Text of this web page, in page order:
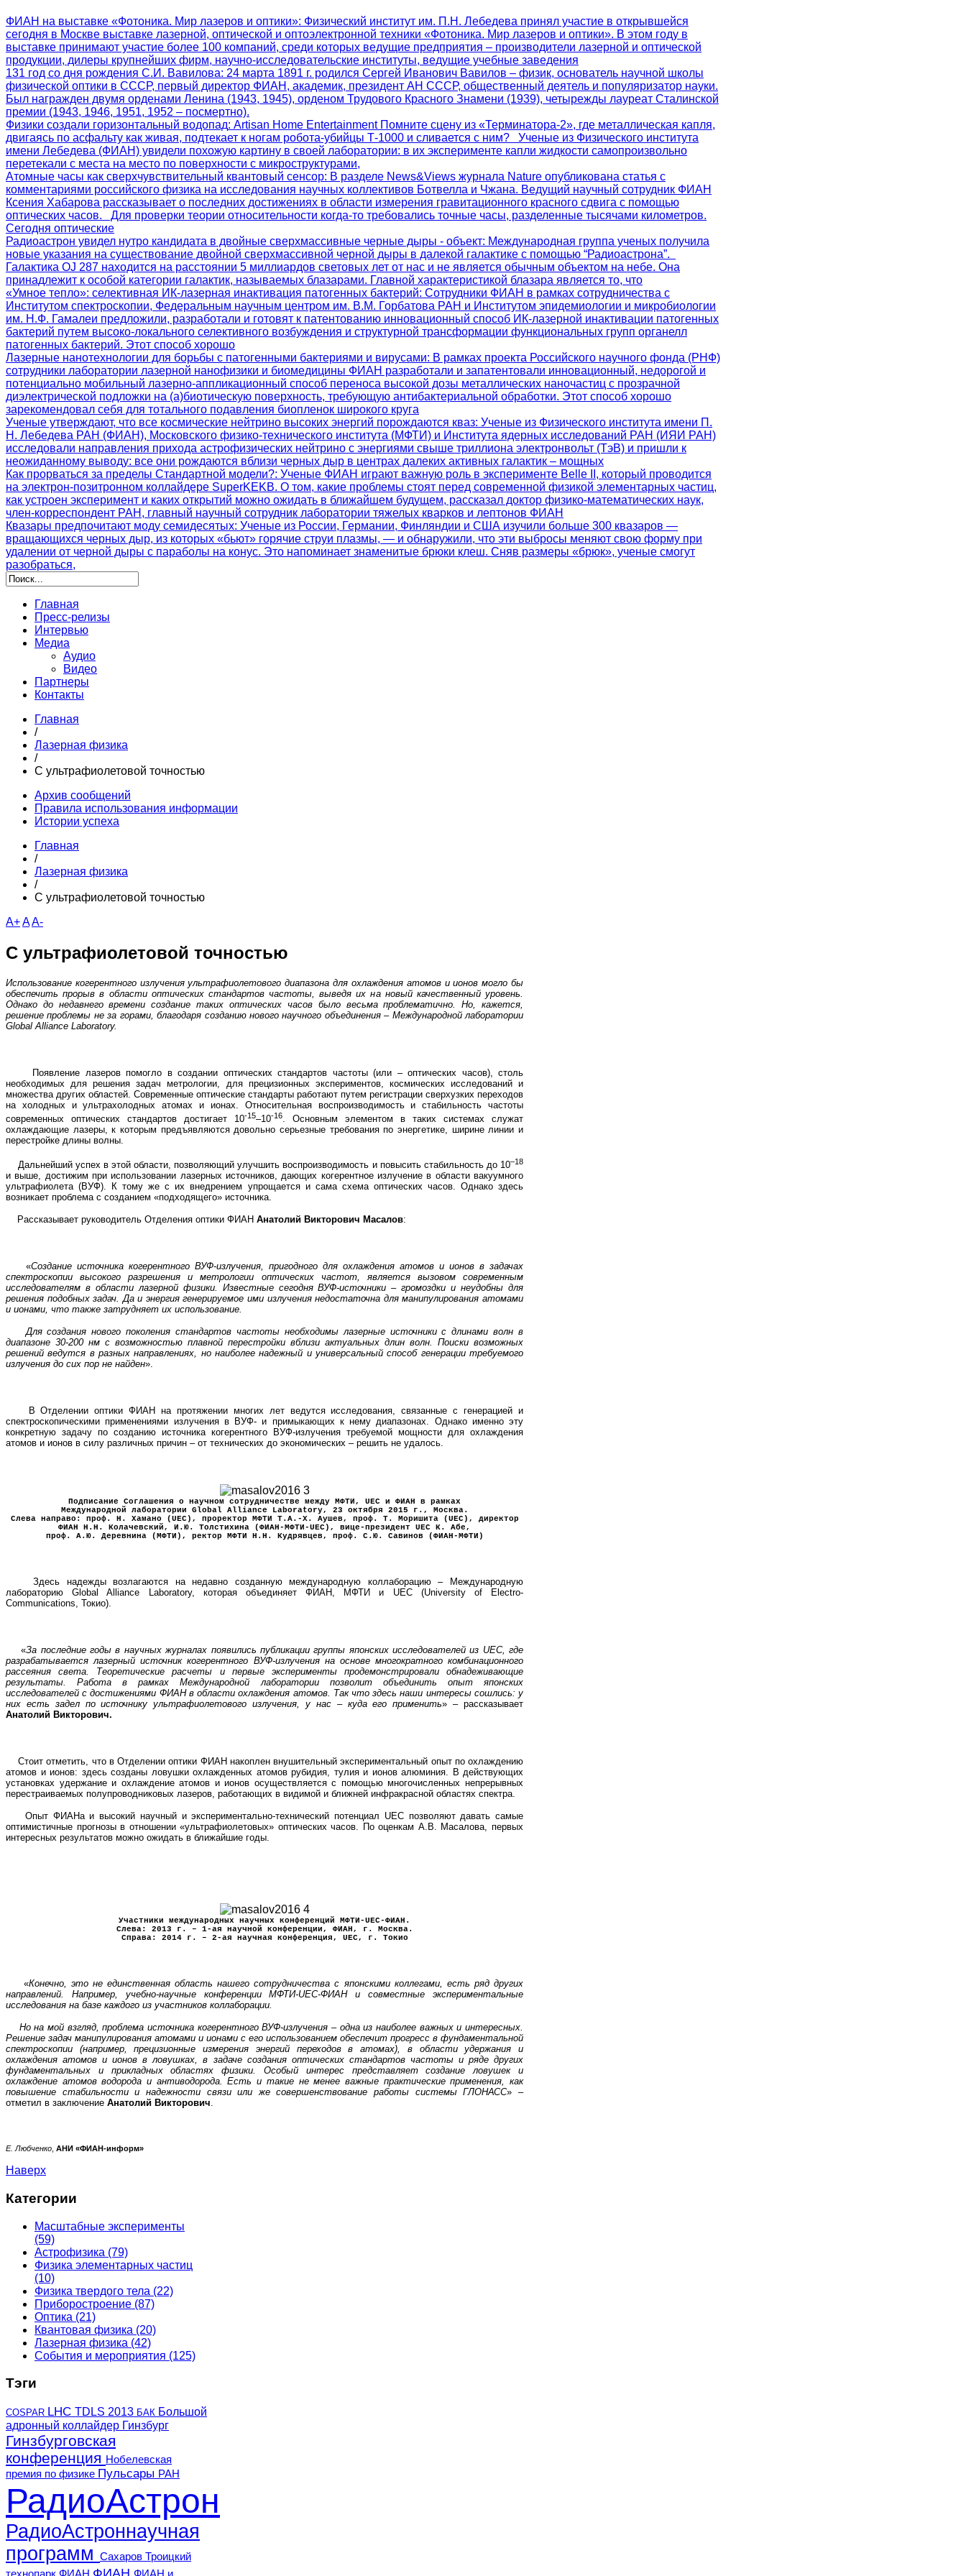
ФИАН на выставке «Фотоника. Мир лазеров и оптики»: Физический институт им. П.Н. Лебедева принял участие в открывшейся
сегодня в Москве выставке лазерной, оптической и оптоэлектронной техники «Фотоника. Мир лазеров и оптики». В этом году в
выставке принимают участие более 100 компаний, среди которых ведущие предприятия – производители лазерной и оптической
продукции, дилеры крупнейших фирм, научно-исследовательские институты, ведущие учебные заведения
131 год со дня рождения С.И. Вавилова: 24 марта 1891 г. родился Сергей Иванович Вавилов – физик, основатель научной школы
физической оптики в СССР, первый директор ФИАН, академик, президент АН СССР, общественный деятель и популяризатор науки.
Был награжден двумя орденами Ленина (1943, 1945), орденом Трудового Красного Знамени (1939), четырежды лауреат Сталинской
премии (1943, 1946, 1951, 1952 – посмертно).
Физики создали горизонтальный водопад: Artisan Home Entertainment Помните сцену из «Терминатора-2», где металлическая капля,
двигаясь по асфальту как живая, подтекает к ногам робота-убийцы Т-1000 и сливается с ним? Ученые из Физического института
имени Лебедева (ФИАН) увидели похожую картину в своей лаборатории: в их эксперименте капли жидкости самопроизвольно
перетекали с места на место по поверхности с микроструктурами,
Атомные часы как сверхчувствительный квантовый сенсор: В разделе News&Views журнала Nature опубликована статья с
комментариями российского физика на исследования научных коллективов Ботвелла и Чжана. Ведущий научный сотрудник ФИАН
Ксения Хабарова рассказывает о последних достижениях в области измерения гравитационного красного сдвига с помощью
оптических часов. Для проверки теории относительности когда-то требовались точные часы, разделенные тысячами километров.
Сегодня оптические
Радиоастрон увидел нутро кандидата в двойные сверхмассивные черные дыры - объект: Международная группа ученых получила
новые указания на существование двойной сверхмассивной черной дыры в далекой галактике с помощью “Радиоастрона”.
Галактика OJ 287 находится на расстоянии 5 миллиардов световых лет от нас и не является обычным объектом на небе. Она
принадлежит к особой категории галактик, называемых блазарами. Главной характеристикой блазара является то, что
«Умное тепло»: селективная ИК-лазерная инактивация патогенных бактерий: Сотрудники ФИАН в рамках сотрудничества с
Институтом спектроскопии, Федеральным научным центром им. В.М. Горбатова РАН и Институтом эпидемиологии и микробиологии
им. Н.Ф. Гамалеи предложили, разработали и готовят к патентованию инновационный способ ИК-лазерной инактивации патогенных
бактерий путем высоко-локального селективного возбуждения и структурной трансформации функциональных групп органелл
патогенных бактерий. Этот способ хорошо
Лазерные нанотехнологии для борьбы с патогенными бактериями и вирусами: В рамках проекта Российского научного фонда (РНФ)
сотрудники лаборатории лазерной нанофизики и биомедицины ФИАН разработали и запатентовали инновационный, недорогой и
потенциально мобильный лазерно-аппликационный способ переноса высокой дозы металлических наночастиц с прозрачной
диэлектрической подложки на (а)биотическую поверхность, требующую антибактериальной обработки. Этот способ хорошо
зарекомендовал себя для тотального подавления биопленок широкого круга
Ученые утверждают, что все космические нейтрино высоких энергий порождаются кваз: Ученые из Физического института имени П.
Н. Лебедева РАН (ФИАН), Московского физико-технического института (МФТИ) и Института ядерных исследований РАН (ИЯИ РАН)
исследовали направления прихода астрофизических нейтрино с энергиями свыше триллиона электронвольт (ТэВ) и пришли к
неожиданному выводу: все они рождаются вблизи черных дыр в центрах далеких активных галактик – мощных
Как прорваться за пределы Стандартной модели?: Ученые ФИАН играют важную роль в эксперименте Belle II, который проводится
на электрон-позитронном коллайдере SuperKEKB. О том, какие проблемы стоят перед современной физикой элементарных частиц,
как устроен эксперимент и каких открытий можно ожидать в ближайшем будущем, рассказал доктор физико-математических наук,
член-корреспондент РАН, главный научный сотрудник лаборатории тяжелых кварков и лептонов ФИАН
Квазары предпочитают моду семидесятых: Ученые из России, Германии, Финляндии и США изучили больше 300 квазаров —
вращающихся черных дыр, из которых «бьют» горячие струи плазмы, — и обнаружили, что эти выбросы меняют свою форму при
удалении от черной дыры с параболы на конус. Это напоминает знаменитые брюки клеш. Сняв размеры «брюк», ученые смогут
разобраться,
Главная
Пресс-релизы
Интервью
Медиа
Аудио
Видео
Партнеры
Контакты
Главная
/
Лазерная физика
/
С ультрафиолетовой точностью
Архив сообщений
Правила использования информации
Истории успеха
Главная
/
Лазерная физика
/
С ультрафиолетовой точностью
A+AA-
С ультрафиолетовой точностью
Использование когерентного излучения ультрафиолетового диапазона для охлаждения атомов и ионов могло бы
обеспечить прорыв в области оптических стандартов частоты, выведя их на новый качественный уровень.
Однако до недавнего времени создание таких оптических часов было весьма проблематично. Но, кажется,
решение проблемы не за горами, благодаря созданию нового научного объединения – Международной лаборатории
Global Alliance Laboratory.
Появление лазеров помогло в создании оптических стандартов частоты (или – оптических часов), столь
необходимых для решения задач метрологии, для прецизионных экспериментов, космических исследований и
множества других областей. Современные оптические стандарты работают путем регистрации сверхузких переходов
на холодных и ультрахолодных атомах и ионах. Относительная воспроизводимость и стабильность частоты
современных оптических стандартов достигает 10-15–10-16
. Основным элементом в таких системах служат
охлаждающие лазеры, к которым предъявляются довольно серьезные требования по энергетике, ширине линии и
перестройке длины волны.
Дальнейший успех в этой области, позволяющий улучшить воспроизводимость и повысить стабильность до 10–18
и выше, достижим при использовании лазерных источников, дающих когерентное излучение в области вакуумного
ультрафиолета (ВУФ). К тому же с их внедрением упрощается и сама схема оптических часов. Однако здесь
возникает проблема с созданием «подходящего» источника.
Рассказывает руководитель Отделения оптики ФИАН Анатолий Викторович Масалов:
«Создание источника когерентного ВУФ-излучения, пригодного для охлаждения атомов и ионов в задачах
спектроскопии высокого разрешения и метрологии оптических частот, является вызовом современным
исследователям в области лазерной физики. Известные сегодня ВУФ-источники – громоздки и неудобны для
решения подобных задач. Да и энергия генерируемое ими излучения недостаточна для манипулирования атомами
и ионами, что также затрудняет их использование.
Для создания нового поколения стандартов частоты необходимы лазерные источники с длинами волн в
диапазоне 30-200 нм с возможностью плавной перестройки вблизи актуальных длин волн. Поиски возможных
решений ведутся в разных направлениях, но наиболее надежный и универсальный способ генерации требуемого
излучения до сих пор не найден».
В Отделении оптики ФИАН на протяжении многих лет ведутся исследования, связанные с генерацией и
спектроскопическими применениями излучения в ВУФ- и примыкающих к нему диапазонах. Однако именно эту
конкретную задачу по созданию источника когерентного ВУФ-излучения требуемой мощности для охлаждения
атомов и ионов в силу различных причин – от технических до экономических – решить не удалось.
Подписание Соглашения о научном сотрудничестве между МФТИ, UEC и ФИАН в рамках
Международной лаборатории Global Alliance Laboratory, 23 октября 2015 г., Москва.
Слева направо: проф. Н. Хамано (UEC), проректор МФТИ Т.А.-Х. Аушев, проф. Т. Моришита (UEC), директор
ФИАН Н.Н. Колачевский, И.Ю. Толстихина (ФИАН-МФТИ-UEC), вице-президент UEC К. Абе,
проф. А.Ю. Деревнина (МФТИ), ректор МФТИ Н.Н. Кудрявцев, проф. С.Ю. Савинов (ФИАН-МФТИ)
Здесь надежды возлагаются на недавно созданную международную коллаборацию – Международную
лабораторию Global Alliance Laboratory, которая объединяет ФИАН, МФТИ и UEC (University of Electro-
Communications, Токио).
«За последние годы в научных журналах появились публикации группы японских исследователей из UEC, где
разрабатывается лазерный источник когерентного ВУФ-излучения на основе многократного комбинационного
рассеяния света. Теоретические расчеты и первые эксперименты продемонстрировали обнадеживающие
результаты. Работа в рамках Международной лаборатории позволит объединить опыт японских
исследователей с достижениями ФИАН в области охлаждения атомов. Так что здесь наши интересы сошлись: у
них есть задел по источнику ультрафиолетового излучения, у нас – куда его применить» – рассказывает
Анатолий Викторович.
Стоит отметить, что в Отделении оптики ФИАН накоплен внушительный экспериментальный опыт по охлаждению
атомов и ионов: здесь созданы ловушки охлажденных атомов рубидия, тулия и ионов алюминия. В действующих
установках удержание и охлаждение атомов и ионов осуществляется с помощью многочисленных непрерывных
перестраиваемых полупроводниковых лазеров, работающих в видимой и ближней инфракрасной областях спектра.
Опыт ФИАНа и высокий научный и экспериментально-технический потенциал UEC позволяют давать самые
оптимистичные прогнозы в отношении «ультрафиолетовых» оптических часов. По оценкам А.В. Масалова, первых
интересных результатов можно ожидать в ближайшие годы.
Участники международных научных конференций МФТИ-UEC-ФИАН.
Слева: 2013 г. – 1-ая научной конференции, ФИАН, г. Москва.
Справа: 2014 г. – 2-ая научная конференция, UEC, г. Токио
«Конечно, это не единственная область нашего сотрудничества с японскими коллегами, есть ряд других
направлений. Например, учебно-научные конференции МФТИ-UEC-ФИАН и совместные экспериментальные
исследования на базе каждого из участников коллаборации.
Но на мой взгляд, проблема источника когерентного ВУФ-излучения – одна из наиболее важных и интересных.
Решение задач манипулирования атомами и ионами с его использованием обеспечит прогресс в фундаментальной
спектроскопии (например, прецизионные измерения энергий переходов в атомах), в области удержания и
охлаждения атомов и ионов в ловушках, в задаче создания оптических стандартов частоты и ряде других
фундаментальных и прикладных областях физики. Особый интерес представляет создание ловушек и
охлаждение атомов водорода и антиводорода. Есть и такие не менее важные практические применения, как
повышение стабильности и надежности связи или же совершенствование работы системы ГЛОНАСС» –
отметил в заключение Анатолий Викторович.
Е. Любченко АНИ «ФИАН-информ»
Наверх
Категории
Масштабные эксперименты
(59)
Астрофизика (79)
Физика элементарных частиц
(10)
Физика твердого тела (22)
Приборостроение (87)
Оптика (21)
Квантовая физика (20)
Лазерная физика (42)
События и мероприятия (125)
Тэги
COSPAR LHC TDLS 2013 БАК Большой
адронный коллайдер Гинзбург
Гинзбурговская
конференция Нобелевская
премия по физике Пульсары РАН
РадиоАстрон
РадиоАстроннаучная
программ
Сахаров Троицкий
ФИАН